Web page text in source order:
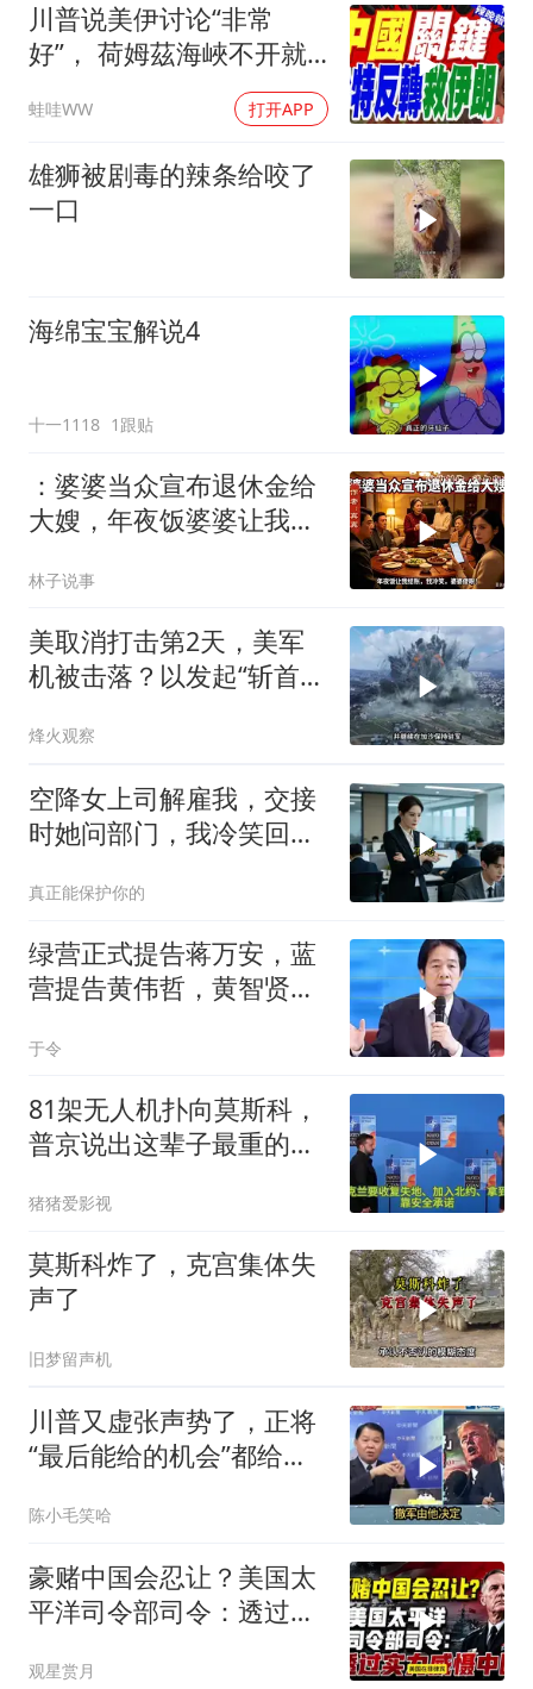
川普说美伊讨论“非常
好”， 荷姆茲海峽不开就
出重拳｜帅化民.孙大千.
谢寒冰｜辣晚报20260805
蛙哇WW 打开APP
雄狮被剧毒的辣条给咬了
一口
海绵宝宝解说4
十一1118 1跟贴
：婆婆当众宣布退休金给
大嫂，年夜饭婆婆让我结
林子说事
美取消打击第2天，美军
机被击落？以发起“斩首行
烽火观察
空降女上司解雇我，交接
时她问部门，我冷笑回
真正能保护你的
绿营正式提告蒋万安，蓝
营提告黄伟哲，黄智贤不
于令
81架无人机扑向莫斯科，
普京说出这辈子最重的一
猪猪爱影视
莫斯科炸了，克宫集体失
声了
旧梦留声机
川普又虚张声势了，正将
“最后能给的机会”都给伊
陈小毛笑哈
豪赌中国会忍让？美国太
平洋司令部司令：透过实
观星赏月